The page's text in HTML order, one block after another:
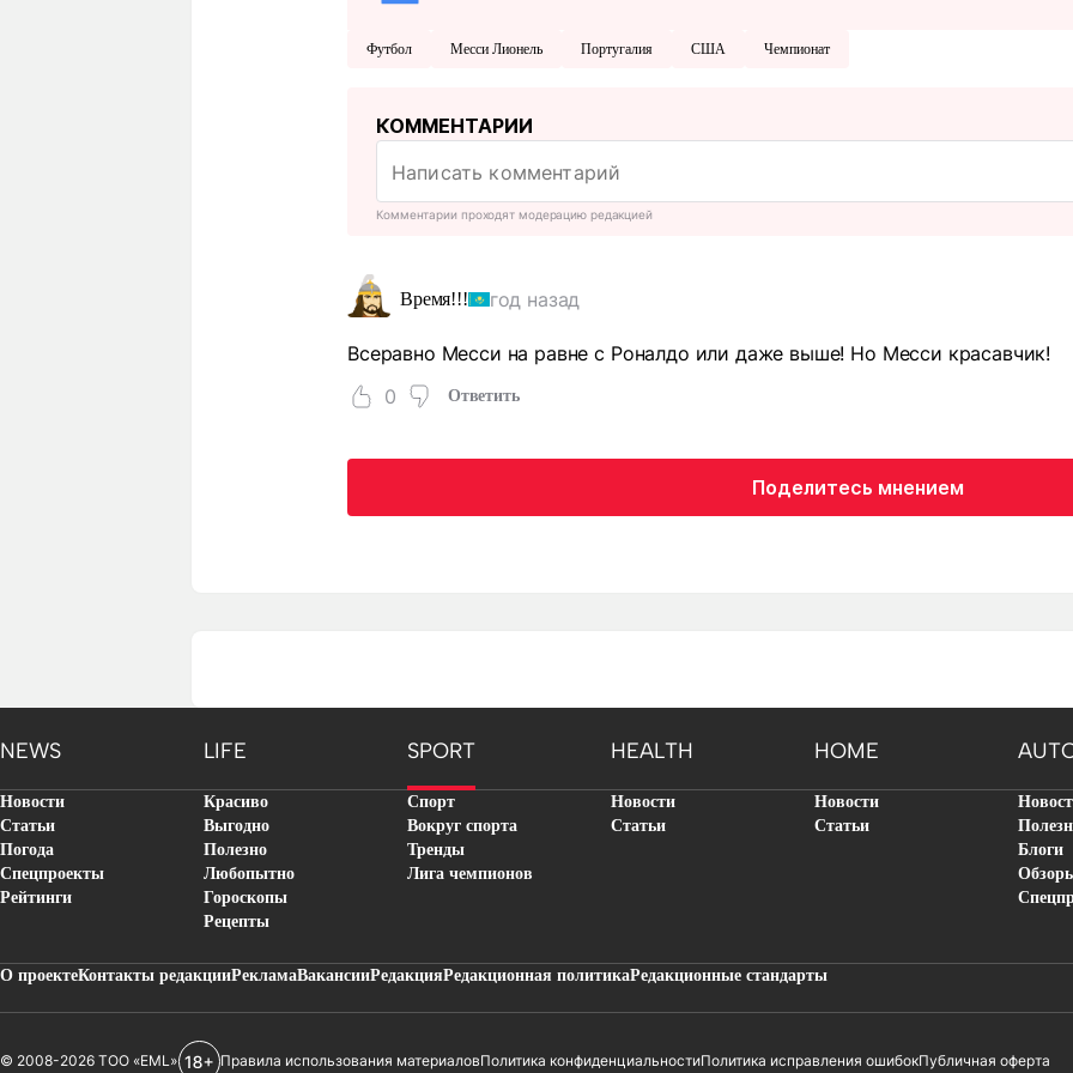
Футбол Месси Лионель Португалия США Чемпионат
КОММЕНТАРИИ
Комментарии проходят модерацию редакцией
Время!!! год назад
Всеравно Месси на равне с Роналдо или даже выше! Но Месси красавчик!
0
Ответить
Поделитесь мнением
NEWS LIFE SPORT HEALTH HOME
Новости
Статьи
Погода
Спецпроекты
Рейтинги
Красиво
Выгодно
Полезно
Любопытно
Гороскопы
Рецепты
Спорт
Вокруг спорта
Тренды
Лига чемпионов
Новости
Статьи
Новости
Статьи
Блоги
О проектеКонтакты редакцииРекламаВакансииРедакцияРедакционная политикаРедакционные стандарты
© 2008-2026 ТОО «EML» Правила использования материаловПолитика конфиденциальностиПолитика исправления ошибокПубличная оферта